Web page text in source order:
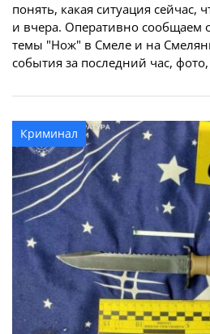
понять, какая ситуация сейчас,
и вчера. Оперативно сообщаем
темы "Нож" в Смеле и на
события за последний час,
Криминал